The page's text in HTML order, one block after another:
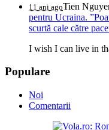
11 ani agoTien
pentru Ucraina.
scurtă cale către
I wish I can live in
Populare
Noi
Comentarii